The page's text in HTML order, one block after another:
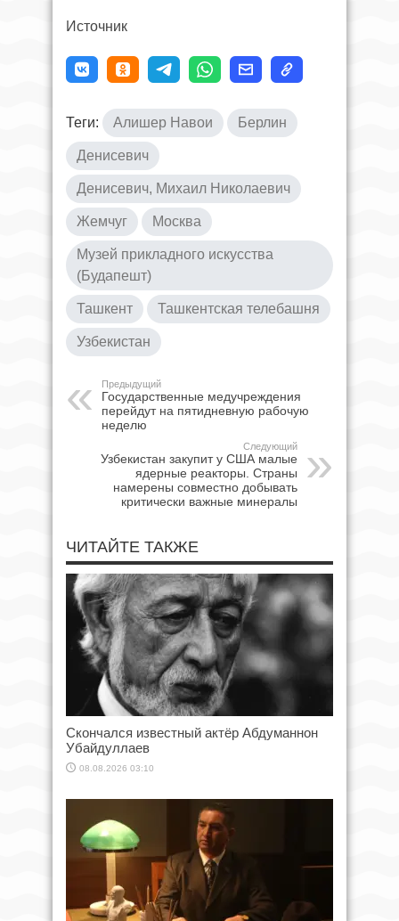
Источник
Теги: Алишер Навои Берлин
Денисевич
Денисевич, Михаил Николаевич
Жемчуг Москва
Музей прикладного искусства
(Будапешт)
Ташкент Ташкентская телебашня
Узбекистан
Предыдущий
Государственные медучреждения
перейдут на пятидневную рабочую
неделю
Следующий
Узбекистан закупит у США малые
ядерные реакторы. Страны
намерены совместно добывать
критически важные минералы
ЧИТАЙТЕ ТАКЖЕ
Скончался известный актёр Абдуманнон
Убайдуллаев
08.08.2026 03:10